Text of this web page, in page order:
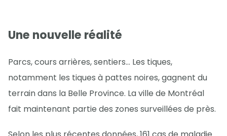
Une nouvelle réalité
Parcs, cours arrières, sentiers… Les tiques,
notamment les tiques à pattes noires, gagnent du
terrain dans la Belle Province. La ville de Montréal
fait maintenant partie des zones surveillées de près.